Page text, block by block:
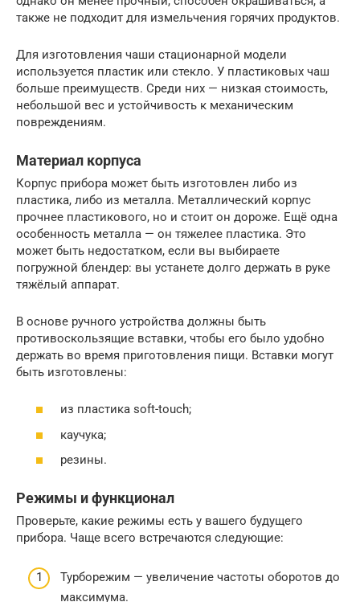
также не подходит для измельчения горячих продуктов.
Для изготовления чаши стационарной модели
используется пластик или стекло. У пластиковых чаш
больше преимуществ. Среди них — низкая стоимость,
небольшой вес и устойчивость к механическим
повреждениям.
Материал корпуса
Корпус прибора может быть изготовлен либо из
пластика, либо из металла. Металлический корпус
прочнее пластикового, но и стоит он дороже. Ещё одна
особенность металла — он тяжелее пластика. Это
может быть недостатком, если вы выбираете
погружной блендер: вы устанете долго держать в руке
тяжёлый аппарат.
В основе ручного устройства должны быть
противоскользящие вставки, чтобы его было удобно
держать во время приготовления пищи. Вставки могут
быть изготовлены:
из пластика soft-touch;
каучука;
резины.
Режимы и функционал
Проверьте, какие режимы есть у вашего будущего
прибора. Чаще всего встречаются следующие:
Турборежим — увеличение частоты оборотов до
максимума.